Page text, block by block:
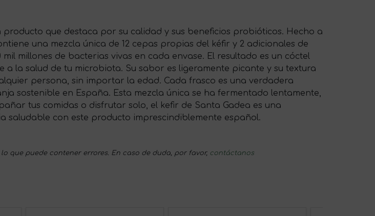
producto que destaca por su calidad y sus beneficios probióticos. Hecho a
una mezcla única de 12 cepas propias del kéfir y 2 adicionales de
millones de bacterias vivas en cada envase. El resultado es un cóctel
la salud de tu microbiota. Su sabor es ligeramente picante y su textura
persona, sin importar la edad. Cada frasco es una verdadera
sostenible en España. Esta mezcla única se ha fermentado lentamente,
tus comidas o disfrutar solo, el kefir de Santa Gadea es una
saludable con este producto imprescindiblemente español.
que puede contener errores. En caso de duda, por favor, contáctanos